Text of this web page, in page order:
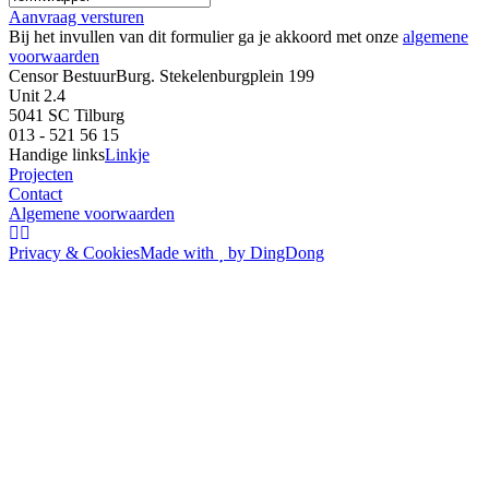
Aanvraag versturen
Bij het invullen van dit formulier ga je akkoord met onze algemene
voorwaarden
Censor BestuurBurg. Stekelenburgplein 199
Unit 2.4
5041 SC Tilburg
013 - 521 56 15
Handige linksLinkje
Projecten
Contact
Algemene voorwaarden
Privacy & CookiesMade with by DingDong